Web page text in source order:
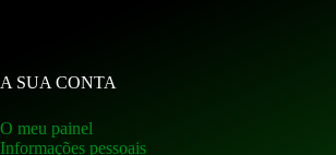
A SUA CONTA
O meu painel
Informações pessoais